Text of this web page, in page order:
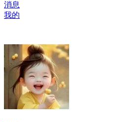
消息
我的